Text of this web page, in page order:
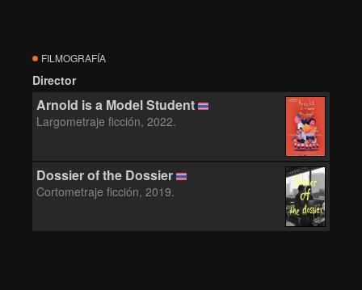
FILMOGRAFÍA
Director
Arnold is a Model Student
Largometraje ficción, 2022.
Dossier of the Dossier
Cortometraje ficción, 2019.